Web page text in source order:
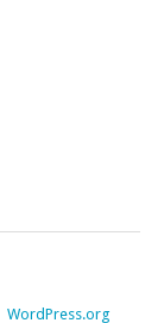
WordPress.org